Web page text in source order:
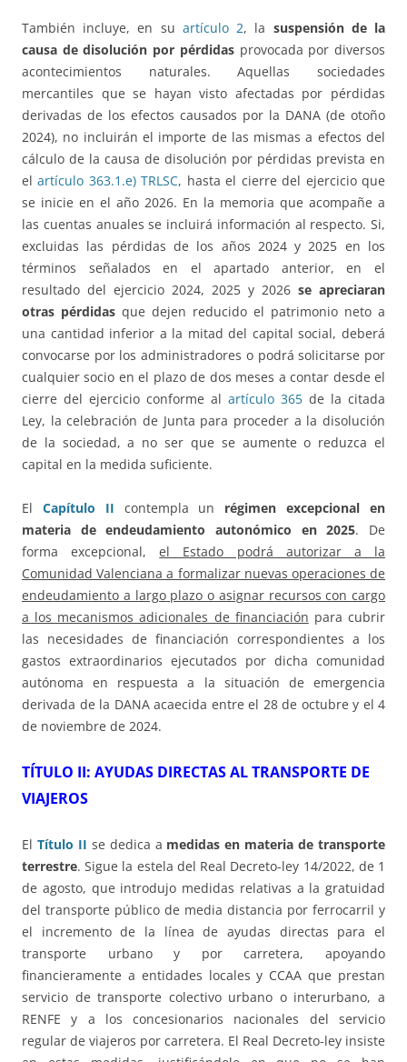
También incluye, en su artículo 2, la suspensión de la
causa de disolución por pérdidasprovocada por diversos
acontecimientos naturales. Aquellas sociedades
mercantiles que se hayan visto afectadas por pérdidas
derivadas de los efectos causados por la DANA (de otoño
2024), no incluirán el importe de las mismas a efectos del
cálculo de la causa de disolución por pérdidas prevista en
elartículo 363.1.e) TRLSC, hasta el cierre del ejercicio que
se inicie en el año 2026. En la memoria que acompañe a
las cuentas anuales se incluirá información al respecto. Si,
excluidas las pérdidas de los años 2024 y 2025 en los
términos señalados en el apartado anterior, en el
resultado del ejercicio 2024, 2025 y 2026 se apreciaran
otras pérdidas que dejen reducido el patrimonio neto a
una cantidad inferior a la mitad del capital social, deberá
convocarse por los administradores o podrá solicitarse por
cualquier socio en el plazo de dos meses a contar desde el
cierre del ejercicio conforme al artículo 365 de la citada
Ley, la celebración de Junta para proceder a la disolución
de la sociedad, a no ser que se aumente o reduzca el
capital en la medida suficiente.
El Capítulo II contempla un régimen excepcional en
materia de endeudamiento autonómico en 2025. De
forma excepcional,el Estado podrá autorizar a la
Comunidad Valenciana a formalizar nuevas operaciones de
endeudamiento a largo plazo o asignar recursos con cargo
a los mecanismos adicionales de financiación para cubrir
las necesidades de financiación correspondientes a los
gastos extraordinarios ejecutados por dicha comunidad
autónoma en respuesta a la situación de emergencia
derivada de la DANA acaecida entre el 28 de octubre y el 4
de noviembre de 2024.
TÍTULO II: AYUDAS DIRECTAS AL TRANSPORTE DE
VIAJEROS
El Título II se dedica a medidas en materia de transporte
terrestre. Sigue la estela del Real Decreto-ley 14/2022, de 1
de agosto, que introdujo medidas relativas a la gratuidad
del transporte público de media distancia por ferrocarril y
el incremento de la línea de ayudas directas para el
transporte urbano y por carretera, apoyando
financieramente a entidades locales y CCAA que prestan
servicio de transporte colectivo urbano o interurbano, a
RENFE y a los concesionarios nacionales del servicio
regular de viajeros por carretera. El Real Decreto-ley insiste